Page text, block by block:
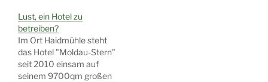
Lust, ein Hotel zu
betreiben?
Im Ort Haidmühle steht
das Hotel "Moldau-Stern"
seit 2010 einsam auf
seinem 9700qm großen